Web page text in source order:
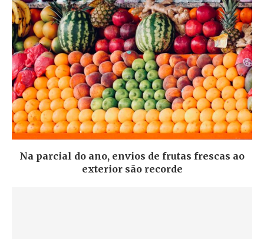
Na parcial do ano, envios de frutas frescas ao
exterior são recorde